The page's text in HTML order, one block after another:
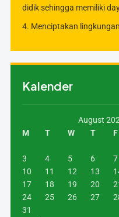
didik sehingga memiliki
4. Menciptakan
Kalender
August
M
T W T F
3
4 5 6 7
10
11 12 13
17
18 19 20
24
25 26 27
31